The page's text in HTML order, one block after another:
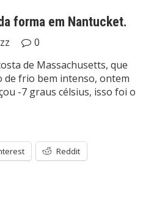
forma em Nantucket.
0
de Massachusetts, que
frio bem intenso, ontem
-7 graus célsius, isso foi o
Reddit